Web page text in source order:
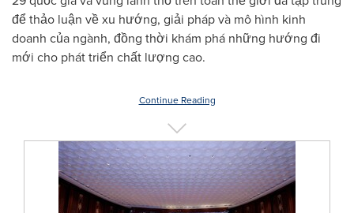
để thảo luận về xu hướng, giải pháp và mô hình kinh
doanh của ngành, đồng thời khám phá những hướng đi
mới cho phát triển chất lượng cao.
Continue Reading